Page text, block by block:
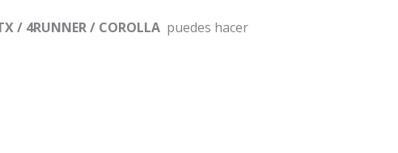
/ 4RUNNER / COROLLApuedes hacer